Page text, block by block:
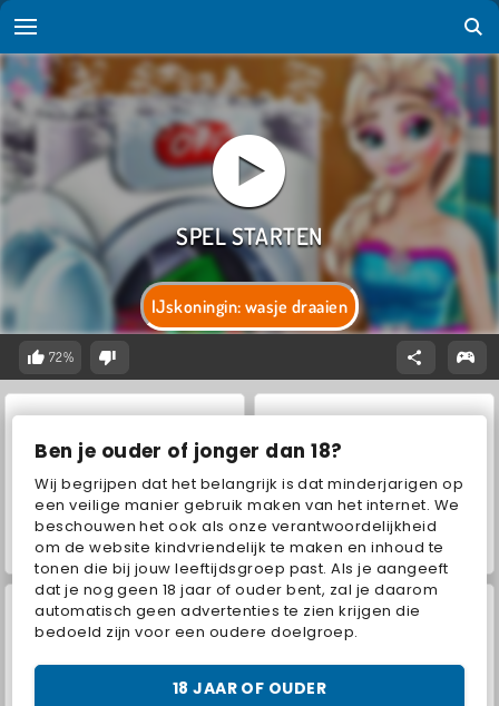
Ben je ouder of jonger dan 18?
Wij begrijpen dat het belangrijk is dat minderjarigen op
een veilige manier gebruik maken van het internet. We
beschouwen het ook als onze verantwoordelijkheid
om de website kindvriendelijk te maken en inhoud te
tonen die bij jouw leeftijdsgroep past. Als je aangeeft
dat je nog geen 18 jaar of ouder bent, zal je daarom
automatisch geen advertenties te zien krijgen die
bedoeld zijn voor een oudere doelgroep.
18 JAAR OF OUDER
IJskoningin: wasje draaien
72%
Farm Merge Valley ASMR Makeover & Makeup Studio